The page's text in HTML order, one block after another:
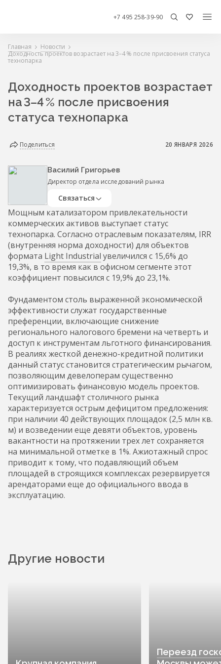
+7 495 258-39-90
Главная
Новости
Доходность проектов возрастает на 3–4 % после присвоения статуса
технопарка
Доходность проектов возрастает
на 3–4 % после присвоения
статуса технопарка
Поделиться 20 ЯНВАРЯ 2026
Мощным катализатором привлекательности
коммерческих активов выступает статус
технопарка. Согласно отраслевым показателям, IRR
(внутренняя норма доходности) для объектов
формата Light Industrial увеличился с 15,6% до
19,3%, в то время как в офисном сегменте этот
коэффициент повысился с 19,9% до 23,1%.
Фундаментом столь выраженной экономической
эффективности служат государственные
преференции, включающие снижение
регионального налогового бремени на четверть и
доступ к инструментам льготного финансирования.
В реалиях жесткой денежно-кредитной политики
данный статус становится стратегическим рычагом,
позволяющим девелоперам существенно
оптимизировать финансовую модель проектов.
Текущий ландшафт столичного рынка
характеризуется острым дефицитом предложения:
при наличии 40 действующих площадок (2,5 млн кв.
м) и возведении еще девяти объектов, уровень
вакантности на протяжении трех лет сохраняется
на минимальной отметке в 1%. Ажиотажный спрос
приводит к тому, что подавляющий объем
площадей в строящихся комплексах резервируется
арендаторами еще до официального ввода в
эксплуатацию.
Василий Григорьев
Директор отдела исследований рынка
Связаться
Другие новости
Переезд